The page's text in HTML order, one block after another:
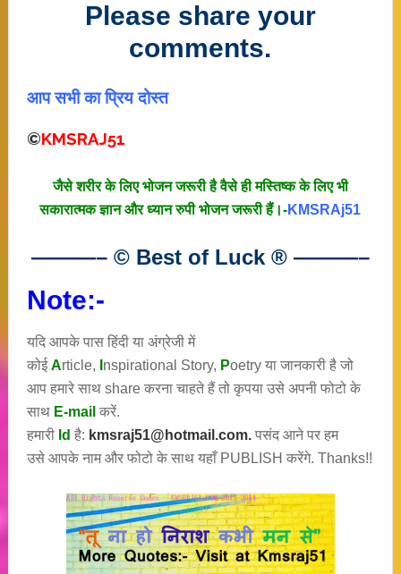
Please share your
comments.
आप सभी का प्रिय दोस्त
©KMSRAJ51
जैसे शरीर के लिए भोजन जरूरी है वैसे ही मस्तिष्क के लिए भी
सकारात्मक ज्ञान और ध्यान रुपी भोजन जरूरी हैं।-KMSRAj51
———– © Best of Luck ® ———–
Note:-
यदि आपके पास हिंदी या अंग्रेजी में
कोईArticle, nspirational Story, Poetryया जानकारी है जो
आप हमारे साथ share करना चाहते हैं तो कृपया उसे अपनी फोटो के
साथ E-mail करें.
हमारी Id है: kmsraj51@hotmail.com. पसंद आने पर हम
उसे आपके नाम और फोटो के साथ यहाँ PUBLISH करेंगे. Thanks!!